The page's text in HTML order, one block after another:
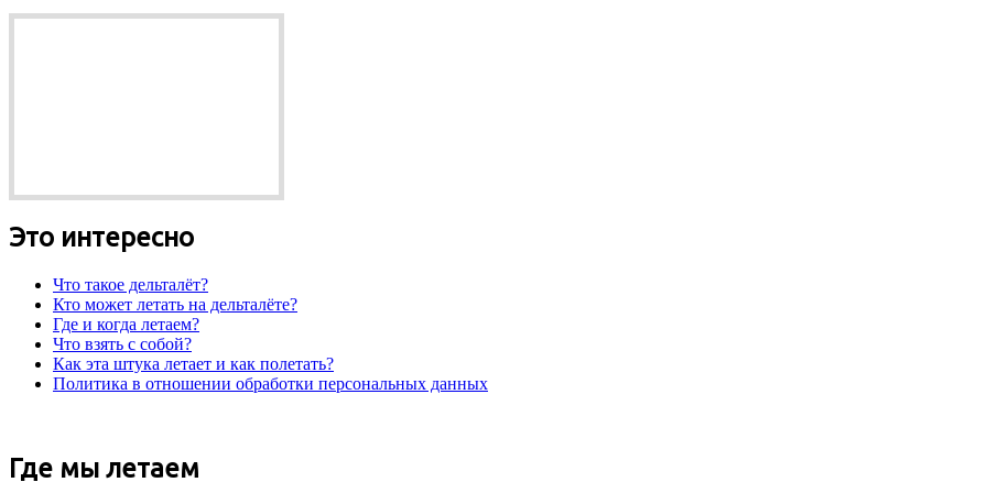
Это интересно
Что такое дельталёт?
Кто может летать на дельталёте?
Где и когда летаем?
Что взять с собой?
Как эта штука летает и как полетать?
Политика в отношении обработки персональных данных
Где мы летаем